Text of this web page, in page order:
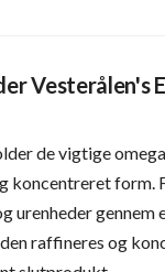
Vesterålen's
de vigtige
koncentreret form.
urenheder gennem
raffineres og